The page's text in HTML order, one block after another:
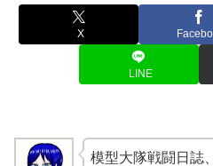
X
LINE
模型大隊戦闘日誌